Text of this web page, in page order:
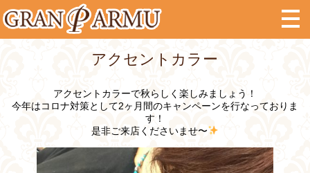
アクセントカラー
アクセントカラーで秋らしく楽しみましょう！
今年はコロナ対策として2ヶ月間のキャンペーンを行なっておりま
す！
是非ご来店くださいませ〜